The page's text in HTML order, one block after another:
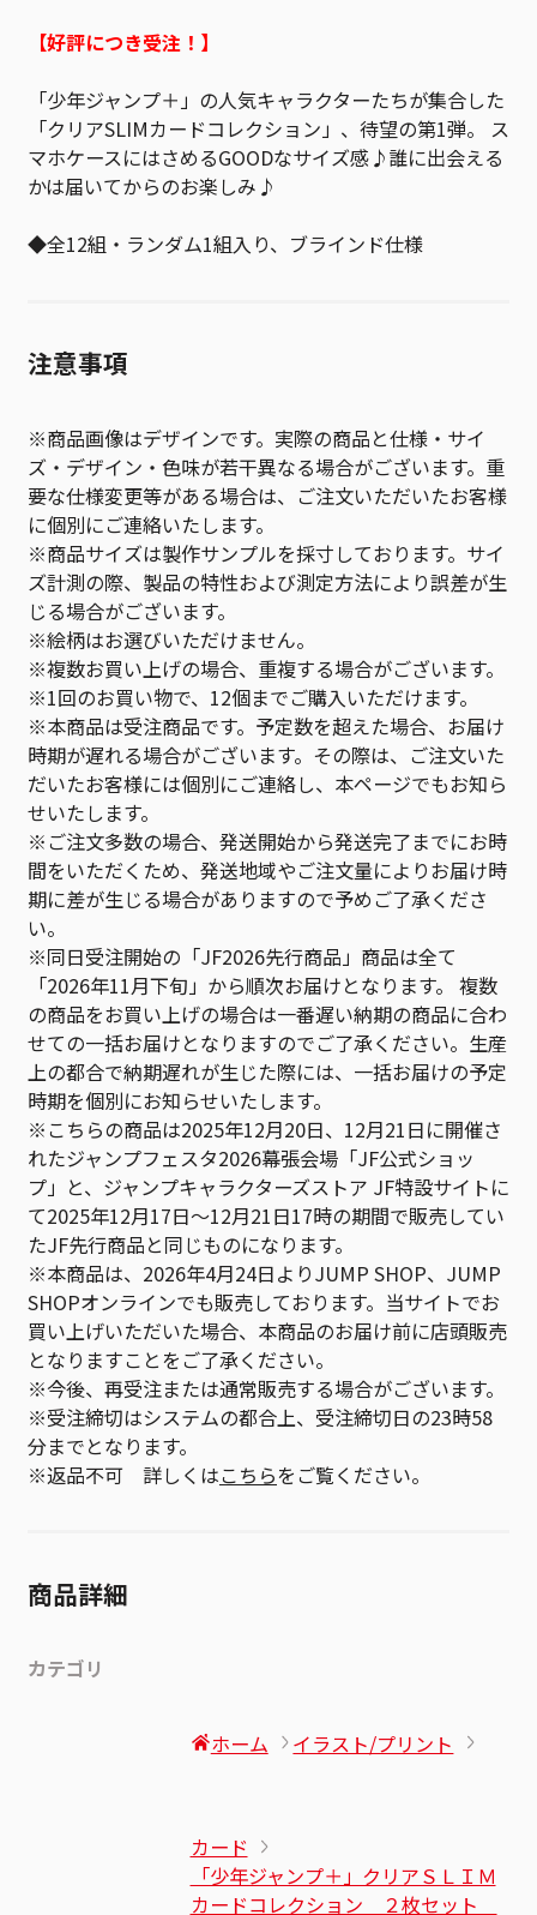
【好評につき受注！】
「少年ジャンプ＋」の人気キャラクターたちが集合した
「クリアSLIMカードコレクション」、待望の第1弾。 ス
マホケースにはさめるGOODなサイズ感♪誰に出会える
かは届いてからのお楽しみ♪
◆全12組・ランダム1組入り、ブラインド仕様
注意事項
※商品画像はデザインです。実際の商品と仕様・サイ
ズ・デザイン・色味が若干異なる場合がございます。重
要な仕様変更等がある場合は、ご注文いただいたお客様
に個別にご連絡いたします。
※商品サイズは製作サンプルを採寸しております。サイ
ズ計測の際、製品の特性および測定方法により誤差が生
じる場合がございます。
※絵柄はお選びいただけません。
※複数お買い上げの場合、重複する場合がございます。
※1回のお買い物で、12個までご購入いただけます。
※本商品は受注商品です。予定数を超えた場合、お届け
時期が遅れる場合がございます。その際は、ご注文いた
だいたお客様には個別にご連絡し、本ページでもお知ら
せいたします。
※ご注文多数の場合、発送開始から発送完了までにお時
間をいただくため、発送地域やご注文量によりお届け時
期に差が生じる場合がありますので予めご了承くださ
い。
※同日受注開始の「JF2026先行商品」商品は全て
「2026年11月下旬」から順次お届けとなります。 複数
の商品をお買い上げの場合は一番遅い納期の商品に合わ
せての一括お届けとなりますのでご了承ください。生産
上の都合で納期遅れが生じた際には、一括お届けの予定
時期を個別にお知らせいたします。
※こちらの商品は2025年12月20日、12月21日に開催さ
れたジャンプフェスタ2026幕張会場「JF公式ショッ
プ」と、ジャンプキャラクターズストア JF特設サイトに
て2025年12月17日～12月21日17時の期間で販売してい
たJF先行商品と同じものになります。
※本商品は、2026年4月24日よりJUMP SHOP、JUMP
SHOPオンラインでも販売しております。当サイトでお
買い上げいただいた場合、本商品のお届け前に店頭販売
となりますことをご了承ください。
※今後、再受注または通常販売する場合がございます。
※受注締切はシステムの都合上、受注締切日の23時58
分までとなります。
※返品不可 詳しくはこちらをご覧ください。
商品詳細
カテゴリ
ホーム イラスト/プリント
カード
「少年ジャンプ＋」クリアＳＬＩＭ
カードコレクション ２枚セット